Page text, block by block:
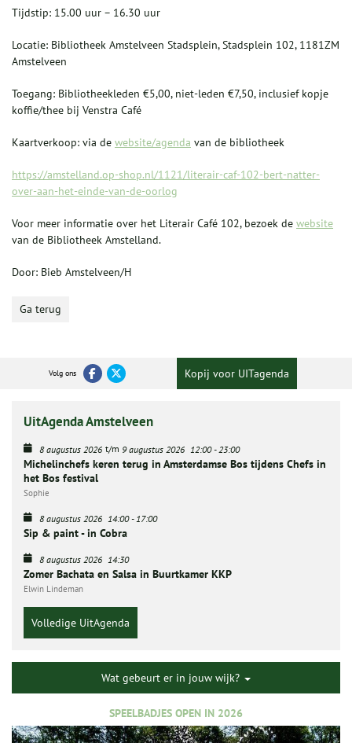
Tijdstip: 15.00 uur – 16.30 uur
Locatie: Bibliotheek Amstelveen Stadsplein, Stadsplein 102, 1181ZM
Amstelveen
Toegang: Bibliotheekleden €5,00, niet-leden €7,50, inclusief kopje
koffie/thee bij Venstra Café
Kaartverkoop: via de website/agenda van de bibliotheek
https://amstelland.op-shop.nl/1121/literair-caf-102-bert-natter-
over-aan-het-einde-van-de-oorlog
Voor meer informatie over het Literair Café 102, bezoek de website
van de Bibliotheek Amstelland.
Door: Bieb Amstelveen/H
Ga terug
Volg ons Kopij voor UITagenda
UitAgenda Amstelveen
8 augustus 2026 t/m 9 augustus 2026 12:00-23:00
Michelinchefs keren terug in Amsterdamse Bos tijdens Chefs in
het Bos festival
Sophie
8 augustus 2026 14:00-17:00
Sip & paint - in Cobra
8 augustus 2026 14:30
Zomer Bachata en Salsa in Buurtkamer KKP
Elwin Lindeman
Volledige UitAgenda
Wat gebeurt er in jouw wijk?
SPEELBADJES OPEN IN 2026